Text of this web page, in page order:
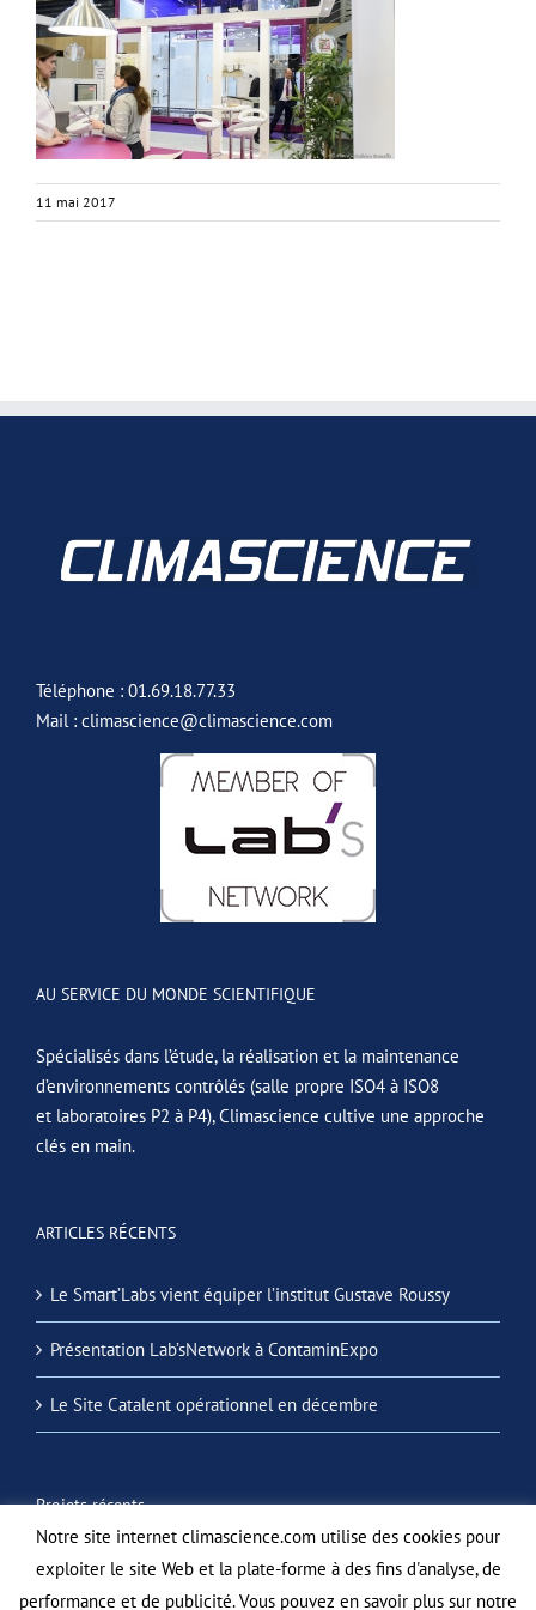
11 mai 2017
Téléphone : 01.69.18.77.33
Mail : climascience@climascience.com
AU SERVICE DU MONDE SCIENTIFIQUE
Spécialisés dans l’étude, la réalisation et la maintenance
d’environnements contrôlés (salle propre ISO4 à ISO8
et laboratoires P2 à P4), Climascience cultive une approche
clés en main.
ARTICLES RÉCENTS
Le Smart’Labs vient équiper l’institut Gustave Roussy
Présentation Lab’sNetwork à ContaminExpo
Le Site Catalent opérationnel en décembre
Projets récents
Notre site internet climascience.com utilise des cookies pour
exploiter le site Web et la plate-forme à des fins d'analyse, de
performance et de publicité. Vous pouvez en savoir plus sur notre